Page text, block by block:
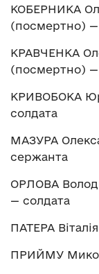
КОБЕРНИКА
(посмертно) —
КРАВЧЕНКА
(посмертно)
КРИВОБОКА
солдата
МАЗУРА
сержанта
ОРЛОВА
— солдата
ПАТЕРА
ПРИЙМУ